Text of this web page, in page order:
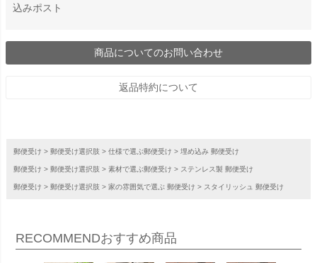
込みポスト
商品についてのお問い合わせ
返品特約について
郵便受け 郵便受け選択肢 仕様で選ぶ郵便受け 埋め込み 郵便受け
郵便受け 郵便受け選択肢 素材で選ぶ郵便受け ステンレス製 郵便受け
郵便受け 郵便受け選択肢 家の雰囲気で選ぶ 郵便受け スタイリッシュ 郵便受け
RECOMMENDおすすめ商品